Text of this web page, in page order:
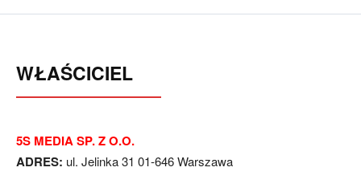
WŁAŚCICIEL
5S MEDIA SP. Z O.O.
ADRES: ul. Jelinka 31 01-646 Warszawa